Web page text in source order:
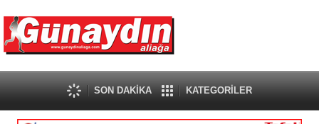
SON DAKİKA KATEGORİLER